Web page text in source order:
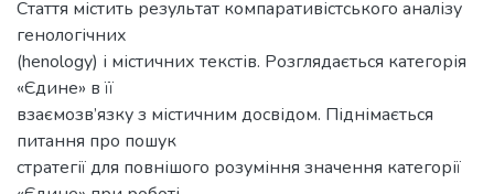
Стаття містить результат компаративістського аналізу
генологічних
(henology) і містичних текстів. Розглядається категорія
«Єдине» в її
взаємозв’язку з містичним досвідом. Піднімається
питання про пошук
стратегії для повнішого розуміння значення категорії